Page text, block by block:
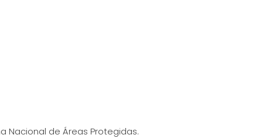
Nacional de Áreas Protegidas.